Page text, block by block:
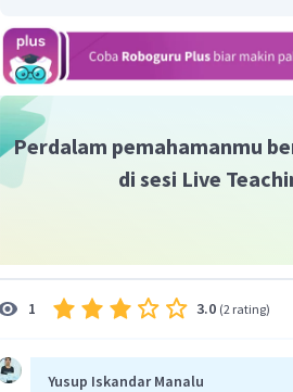
Perdalam pemahamanmu
di sesi Live
1 3.0 (2 rating)
Yusup Iskandar Manalu